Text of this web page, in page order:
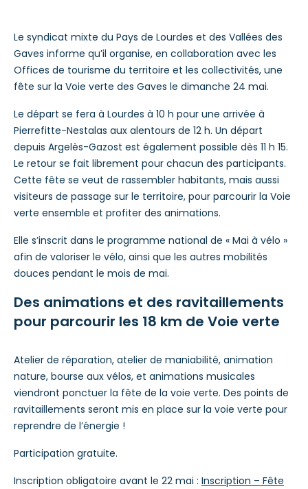
Le syndicat mixte du Pays de Lourdes et des Vallées des
Gaves informe qu’il organise, en collaboration avec les
Offices de tourisme du territoire et les collectivités, une
fête sur la Voie verte des Gaves le dimanche 24 mai.
Le départ se fera à Lourdes à 10 h pour une arrivée à
Pierrefitte-Nestalas aux alentours de 12 h. Un départ
depuis Argelès-Gazost est également possible dès 11 h 15.
Le retour se fait librement pour chacun des participants.
Cette fête se veut de rassembler habitants, mais aussi
visiteurs de passage sur le territoire, pour parcourir la Voie
verte ensemble et profiter des animations.
Elle s’inscrit dans le programme national de « Mai à vélo »
afin de valoriser le vélo, ainsi que les autres mobilités
douces pendant le mois de mai.
Des animations et des ravitaillements
pour parcourir les 18 km de Voie verte
Atelier de réparation, atelier de maniabilité, animation
nature, bourse aux vélos, et animations musicales
viendront ponctuer la fête de la voie verte. Des points de
ravitaillements seront mis en place sur la voie verte pour
reprendre de l’énergie !
Participation gratuite.
Inscription obligatoire avant le 22 mai : Inscription – Fête